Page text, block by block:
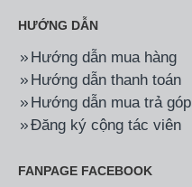
HƯỚNG DẪN
Hướng dẫn mua hàng
Hướng dẫn thanh toán
Hướng dẫn mua trả góp
Đăng ký cộng tác viên
FANPAGE FACEBOOK